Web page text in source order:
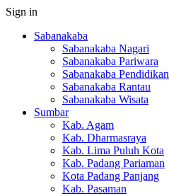
Sign in
Sabanakaba
Sabanakaba Nagari
Sabanakaba Pariwara
Sabanakaba Pendidikan
Sabanakaba Rantau
Sabanakaba Wisata
Sumbar
Kab. Agam
Kab. Dharmasraya
Kab. Lima Puluh Kota
Kab. Padang Pariaman
Kota Padang Panjang
Kab. Pasaman